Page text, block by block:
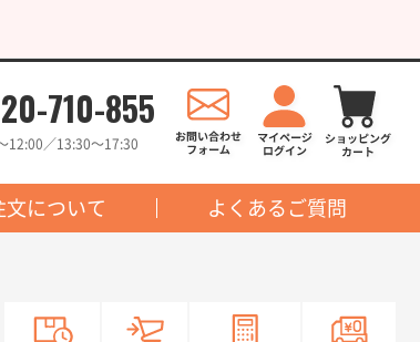
710-855
12:00／13:30〜17:30
文について よくあるご質問